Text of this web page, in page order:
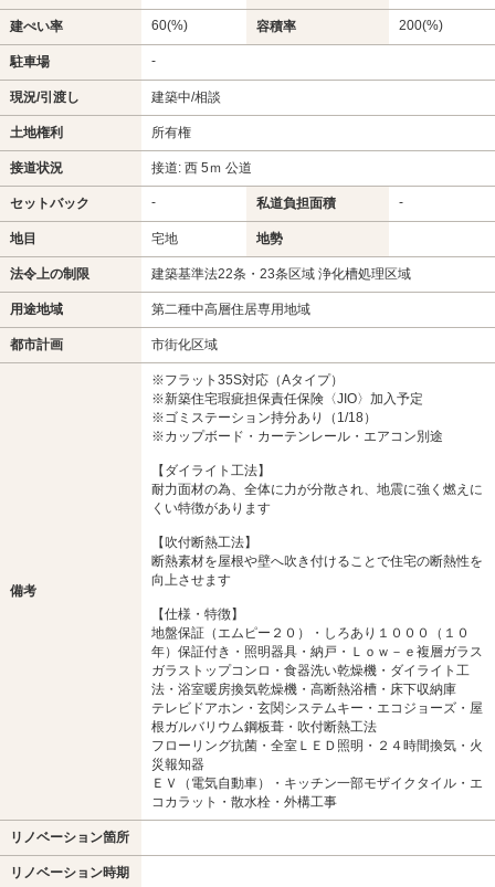
建ぺい率 60(%) 容積率 200(%)
駐車場 -
現況/引渡し 建築中/相談
土地権利 所有権
接道状況 接道: 西 5ｍ 公道
セットバック - 私道負担面積 -
地目 宅地 地勢
法令上の制限 建築基準法22条・23条区域 浄化槽処理区域
用途地域 第二種中高層住居専用地域
都市計画 市街化区域
備考
※フラット35S対応（Aタイプ）
※新築住宅瑕疵担保責任保険〈JIO〉加入予定
※ゴミステーション持分あり（1/18）
※カップボード・カーテンレール・エアコン別途
【ダイライト工法】
耐力面材の為、全体に力が分散され、地震に強く燃えに
くい特徴があります
【吹付断熱工法】
断熱素材を屋根や壁へ吹き付けることで住宅の断熱性を
向上させます
【仕様・特徴】
地盤保証（エムピー２０）・しろあり１０００（１０
年）保証付き・照明器具・納戸・Ｌｏｗ－ｅ複層ガラス
ガラストップコンロ・食器洗い乾燥機・ダイライト工
法・浴室暖房換気乾燥機・高断熱浴槽・床下収納庫
テレビドアホン・玄関システムキー・エコジョーズ・屋
根ガルバリウム鋼板葺・吹付断熱工法
フローリング抗菌・全室ＬＥＤ照明・２４時間換気・火
災報知器
ＥＶ（電気自動車）・キッチン一部モザイクタイル・エ
コカラット・散水栓・外構工事
リノベーション箇所
リノベーション時期